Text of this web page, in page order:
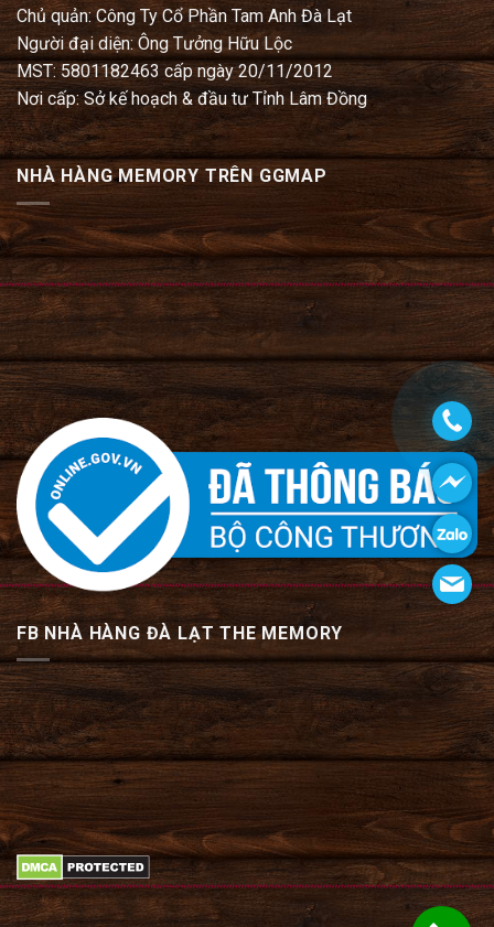
Chủ quản: Công Ty Cổ Phần Tam Anh Đà Lạt
Người đại diện: Ông Tưởng Hữu Lộc
MST: 5801182463 cấp ngày 20/11/2012
Nơi cấp: Sở kế hoạch & đầu tư Tỉnh Lâm Đồng
NHÀ HÀNG MEMORY TRÊN GGMAP
FB NHÀ HÀNG ĐÀ LẠT THE MEMORY